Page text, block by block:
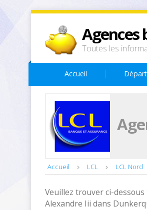
Agences
Toutes les
Accueil
Accueil LCL LCL Nord
Veuillez trouver ci-
Alexandre Iii dans